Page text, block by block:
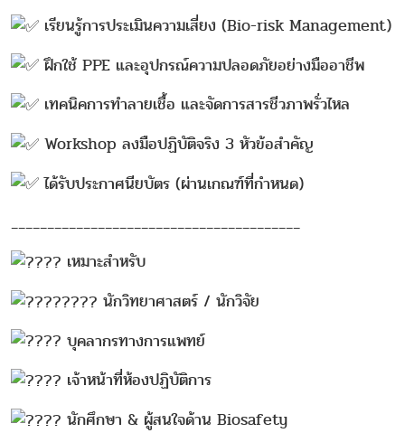
เรียนรู้การประเมินความเสี่ยง (Bio-risk Management)
ฝึกใช้ PPE และอุปกรณ์ความปลอดภัยอย่างมืออาชีพ
เทคนิคการทำลายเชื้อ และจัดการสารชีวภาพรั่วไหล
Workshop ลงมือปฏิบัติจริง 3 หัวข้อสำคัญ
ได้รับประกาศนียบัตร (ผ่านเกณฑ์ที่กำหนด)
________________________________________
เหมาะสำหรับ
นักวิทยาศาสตร์ / นักวิจัย
บุคลากรทางการแพทย์
เจ้าหน้าที่ห้องปฏิบัติการ
นักศึกษา & ผู้สนใจด้าน Biosafety